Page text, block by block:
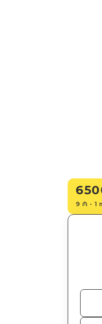
9 ₼ - 1